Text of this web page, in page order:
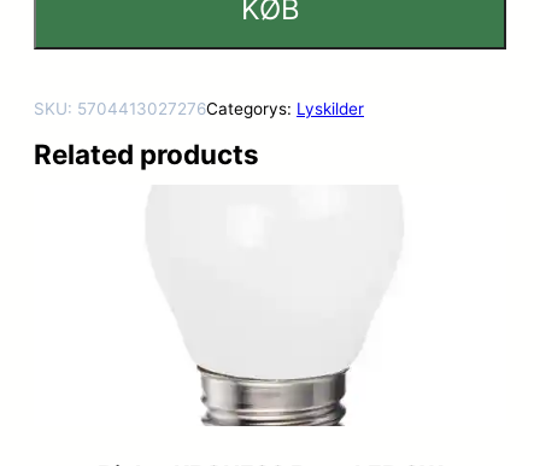
KØB
SKU: 5704413027276Categorys: Lyskilder
Related products